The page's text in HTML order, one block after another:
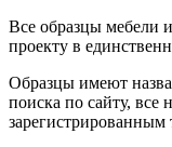
Все образцы мебели
проекту в
Образцы имеют
поиска по сайту, все